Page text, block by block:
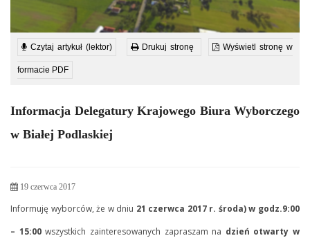
Czytaj artykuł (lektor) Drukuj stronę Wyświetl stronę w
formacie PDF
Informacja Delegatury Krajowego Biura Wyborczego
w Białej Podlaskiej
19 czerwca 2017
Informuję wyborców, że w dniu 21 czerwca 2017 r. środa) w godz.9:00
– 15:00wszystkich zainteresowanych zapraszam na dzień otwarty w